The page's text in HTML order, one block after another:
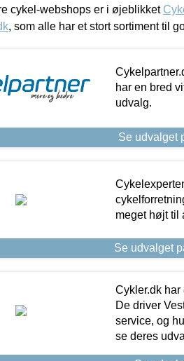
cykel-webshops er i øjeblikket
, som alle har et stort sortiment til
har en bred
udvalg.
Se udvalget
meget højt til
Se udvalget
Cykler.dk har
De driver
service, og
se deres